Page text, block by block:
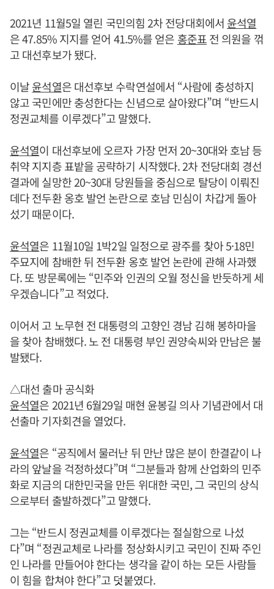
2021년 11월5일 열린 국민의힘 2차 전당대회에서 윤석열
은 47.85% 지지를 얻어 41.5%를 얻은 홍준표전 의원을 꺾
고 대선후보가 됐다.
이날윤석열은 대선후보 수락연설에서 “사람에 충성하지
않고 국민에만 충성한다는 신념으로 살아왔다”며 “반드시
정권교체를 이루겠다”고 말했다.
윤석열이 대선후보에 오르자 가장 먼저 20~30대와 호남 등
취약 지지층 표밭을 공략하기 시작했다. 2차 전당대회 경선
결과에 실망한 20~30대 당원들을 중심으로 탈당이 이뤄진
데다 전두환 옹호 발언 논란으로 호남 민심이 차갑게 돌아
섰기 때문이다.
윤석열은 11월10일 1박2일 일정으로 광주를 찾아 5·18민
주묘지에 참배한 뒤 전두환 옹호 발언 논란에 관해 사과했
다. 또 방문록에는 “민주와 인권의 오월 정신을 반듯하게 세
우겠습니다”고 적었다.
이어서 고 노무현 전 대통령의 고향인 경남 김해 봉하마을
을 찾아 참배했다. 노 전 대통령 부인 권양숙씨와 만남은 불
발됐다.
△대선 출마 공식화
윤석열은 2021년 6월29일 매현 윤봉길 의사 기념관에서 대
선출마 기자회견을 열었다.
윤석열은 “공직에서 물러난 뒤 만난 많은 분이 한결같이 나
라의 앞날을 걱정하셨다”며 “그분들과 함께 산업화의 민주
화로 지금의 대한민국을 만든 위대한 국민, 그 국민의 상식
으로부터 출발하겠다”고 말했다.
그는 “반드시 정권교체를 이루겠다는 절실함으로 나섰
다”며 “정권교체로 나라를 정상화시키고 국민이 진짜 주인
인 나라를 만들어야 한다는 생각을 같이 하는 모든 사람들
이 힘을 합쳐야 한다”고 덧붙였다.